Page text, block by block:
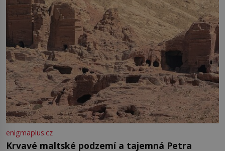
enigmaplus.cz
Krvavé maltské podzemí a tajemná Petra